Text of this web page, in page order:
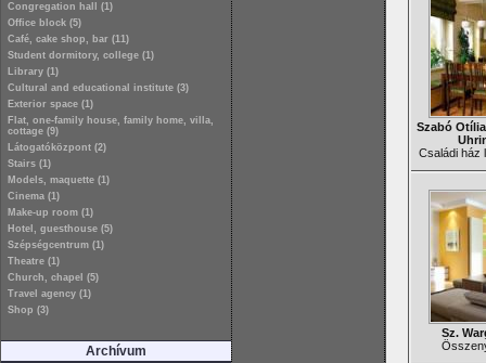
Congregation hall (1)
Office block (5)
Café, cake shop, bar (11)
Student dormitory, college (1)
Library (1)
Cultural and educational institute (3)
Exterior space (1)
Flat, one-family house, family home, villa,
cottage (9)
Látogatóközpont (2)
Stairs (1)
Models, maquette (1)
Cinema (1)
Make-up room (1)
Hotel, guesthouse (5)
Szépségcentrum (1)
Theatre (1)
Church, chapel (5)
Travel agency (1)
Shop (3)
Archívum
Szabó
Családi ház
Sz.